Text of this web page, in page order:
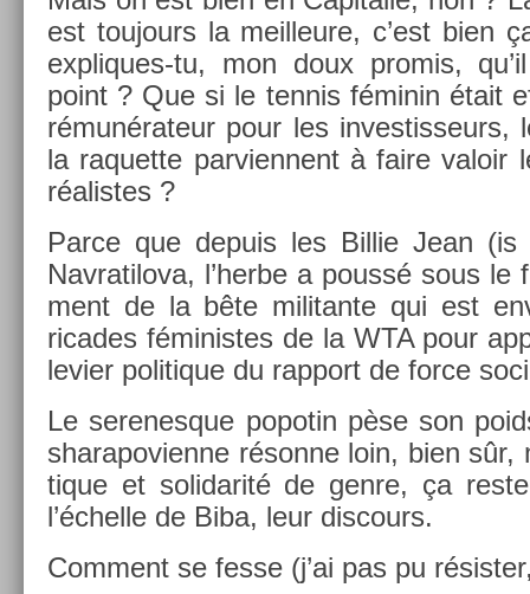
est toujours la meil­leure, c’est bien
expliques-tu, mon doux pro­mis, qu’il
point ? Que si le ten­nis féminin était
rémunérateur pour les in­ves­tisseurs,
la raquet­te par­vien­nent à faire valoir
réalis­tes ?
Parce que de­puis les Bi­llie Jean
Nav­ratilova, l’herbe a poussé sous le
ment de la bête militan­te qui est
ricades féminis­tes de la WTA pour
levier politique du rap­port de force
Le serenes­que popotin pèse son
sharapovien­ne résonne loin, bien
tique et sol­idarité de genre, ça
l’échel­le de Biba, leur dis­cours.
Com­ment se fesse (j’ai pas pu